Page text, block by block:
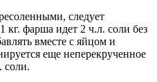
следует
кг. фарша идет 2 ч.л. соли без
вместе с яйцом и
еще неперекрученное
соли.